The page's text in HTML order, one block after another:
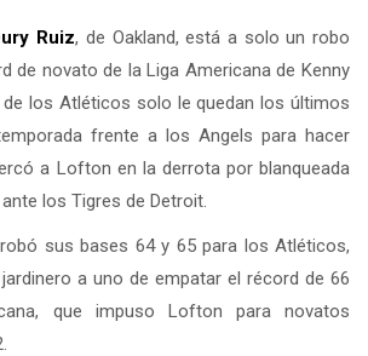
Ruiz, de Oakland, está a solo un robo
de novato de la Liga Americana de Kenny
los Atléticos solo le quedan los últimos
frente a los Angels para hacer
a Lofton en la derrota por blanqueada
los Tigres de Detroit.
sus bases 64 y 65 para los Atléticos,
a uno de empatar el récord de 66
que impuso Lofton para novatos